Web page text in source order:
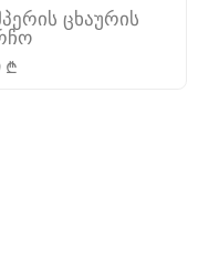
ცხაურის
₾